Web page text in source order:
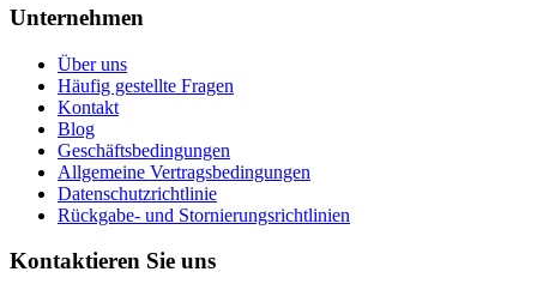
Unternehmen
Über uns
Häufig gestellte Fragen
Kontakt
Blog
Geschäftsbedingungen
Allgemeine Vertragsbedingungen
Datenschutzrichtlinie
Rückgabe- und Stornierungsrichtlinien
Kontaktieren Sie uns